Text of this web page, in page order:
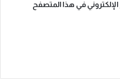
في هذا المتصفح